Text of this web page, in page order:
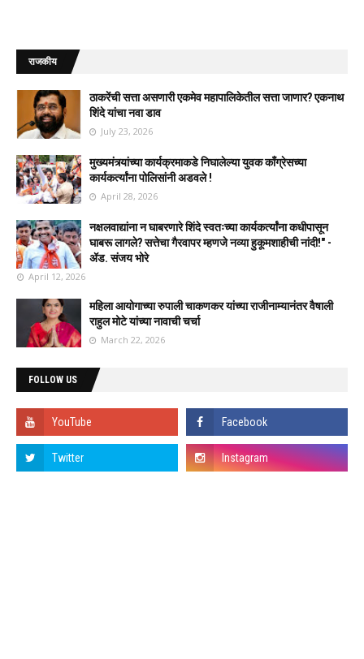
राजकीय
ठाकरेंची सत्ता असणारी एकमेव महापालिकेतील सत्ता जाणार? एकनाथ
शिंदे यांचा नवा डाव
July 23, 2026
मुख्यमंत्र्यांच्या कार्यक्रमाकडे निघालेल्या युवक काँग्रेसच्या
कार्यकर्त्यांना पोलिसांनी अडवले !
April 28, 2026
नक्षलवाद्यांना न घाबरणारे शिंदे स्वतःच्या कार्यकर्त्यांना कधीपासून
घाबरू लागले? सत्तेचा गैरवापर म्हणजे नव्या हुकूमशाहीची नांदी!" -
ॲड. संजय भोरे
April 12, 2026
महिला आयोगाच्या रुपाली चाकणकर यांच्या राजीनाम्यानंतर वैषाली
राहुल मोटे यांच्या नावाची चर्चा
March 22, 2026
FOLLOW US